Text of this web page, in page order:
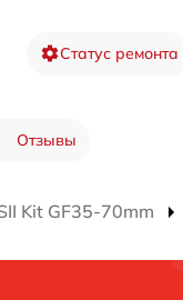
Статус ремонта
Отзывы
Kit GF35-70mm